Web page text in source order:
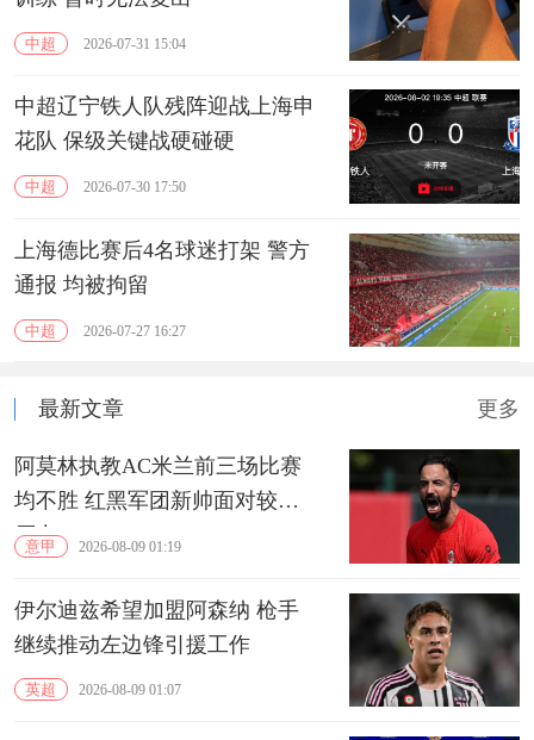
中超 2026-07-31 15:04
中超辽宁铁人队残阵迎战上海申
花队 保级关键战硬碰硬
中超 2026-07-30 17:50
上海德比赛后4名球迷打架 警方
通报 均被拘留
中超 2026-07-27 16:27
最新文章 更多
阿莫林执教AC米兰前三场比赛
均不胜 红黑军团新帅面对较大
压力
意甲 2026-08-09 01:19
伊尔迪兹希望加盟阿森纳 枪手
继续推动左边锋引援工作
英超 2026-08-09 01:07